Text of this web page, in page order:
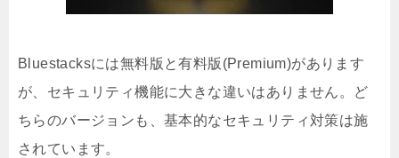
Bluestacksには無料版と有料版(Premium)があります
が、セキュリティ機能に大きな違いはありません。ど
ちらのバージョンも、基本的なセキュリティ対策は施
されています。